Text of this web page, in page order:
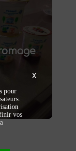
Saulve
vous
X
pour
vos